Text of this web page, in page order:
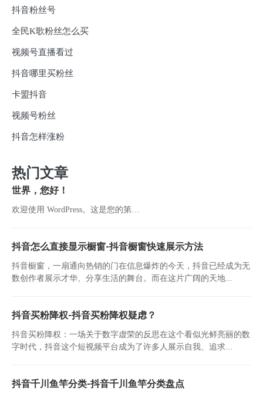
抖音粉丝号
全民K歌粉丝怎么买
视频号直播看过
抖音哪里买粉丝
卡盟抖音
视频号粉丝
抖音怎样涨粉
热门文章
世界，您好！
欢迎使用 WordPress。这是您的第…
抖音怎么直接显示橱窗-抖音橱窗快速展示方法
抖音橱窗，一扇通向热销的门在信息爆炸的今天，抖音已经成为无
数创作者展示才华、分享生活的舞台。而在这片广阔的天地...
抖音买粉降权-抖音买粉降权疑虑？
抖音买粉降权：一场关于数字虚荣的反思在这个看似光鲜亮丽的数
字时代，抖音这个短视频平台成为了许多人展示自我、追求...
抖音千川鱼竿分类-抖音千川鱼竿分类盘点